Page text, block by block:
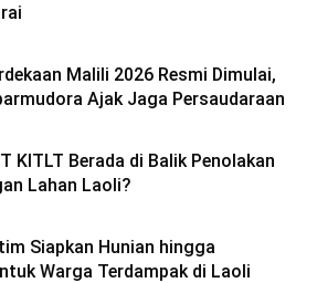
Malili 2026 Resmi Dimulai,
Ajak Jaga Persaudaraan
KITLT Berada di Balik Penolakan
Lahan Laoli?
Siapkan Hunian hingga
Warga Terdampak di Laoli